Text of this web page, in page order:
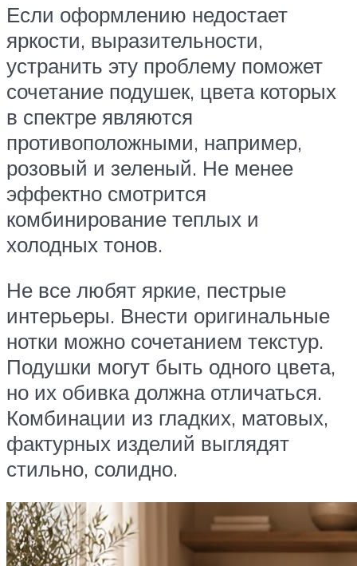
Если оформлению недостает
яркости, выразительности,
устранить эту проблему поможет
сочетание подушек, цвета которых
в спектре являются
противоположными, например,
розовый и зеленый. Не менее
эффектно смотрится
комбинирование теплых и
холодных тонов.
Не все любят яркие, пестрые
интерьеры. Внести оригинальные
нотки можно сочетанием текстур.
Подушки могут быть одного цвета,
но их обивка должна отличаться.
Комбинации из гладких, матовых,
фактурных изделий выглядят
стильно, солидно.